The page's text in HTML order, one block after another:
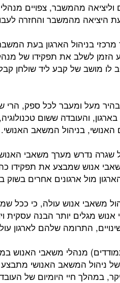
מהמשבר, צפויים
היציאה מהמשבר והחזרה
בניהול הארגון בעת
הזמן לשלב את תפקידו של
לו מושב של קבע ליד שולחן
מעל ומעבר לכל ספק, הרי
והעובדה ששום
בניהול המשאב האנושי.
נדרש מערך משאבי האנוש
אנוש שמבצע את תפקידו
מול ארגונים אחרים בשוק
משאבי אנוש עולה, כי ככל
מגלים יותר הבנה עסקית
התרומה שלהם לארגון
מנהלי משאבי האנוש
ניהול המשאב האנושי
במהלך חיי היומיום של